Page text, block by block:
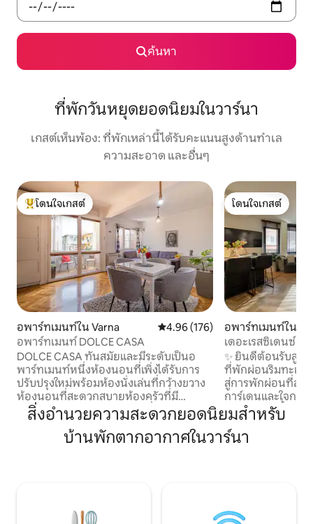
ค้นหา
ที่พักวันหยุดยอดนิยมในวาร์นา
เกสต์เห็นพ้อง: ที่พักเหล่านี้ได้รับคะแนนสูงด้านทำเล
ความสะอาด และอื่นๆ
โดนใจเกสต์ที่สุด
โดนใจเกสต์
อพาร์ทเมนท์ใน Varna คะแนนเฉลี่ย 4.96 จาก 5, 176 รีวิว
4.96 (176)
อพาร์ทเมนท์ DOLCE CASA
DOLCE CASA ทันสมัยและมีระดับเป็นอ
พาร์ทเมนท์หนึ่งห้องนอนที่เพิ่งได้รับการ
ปรับปรุงใหม่พร้อมห้องนั่งเล่นที่กว้างขวาง
ห้องนอนที่สะดวกสบายห้องครัวที่มี
อุปกรณ์ครบครันและระเบียงที่มีแสงแดด
ส่องถึง DOLCE CASA ตั้งอยู่ใจกลาง Varna
(ติดกับ Hotel Graffit) บนถนนใจกลางเมือง
สำหรับการพักผ่อนหรือการเดินทางเพื่อ
โดนใจเกสต์
โดนใจเกสต์
อพาร์ทเมนท์ใน
เดอะเรสซิเดนซ์อ
และเติมพลัง
✨ ยินดีต้อนรับสู่เ
ที่พักผ่อนริมทะเลที่ทัน
สู่การพักผ่อนที่สงบ
การ์เดนและใจกลา
พาร์ทเมนท์นี้ผสม
และสีขาวที่ทันสมัย
อบอุ่นและน่าอยู่ เ
อย่างมีสไตล์และส
สิ่งอำนวยความสะดวกยอดนิยมสำหรับ
บ้านพักตากอากาศในวาร์นา